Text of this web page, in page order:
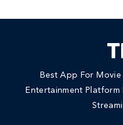
Best App For
Entertainment Platform